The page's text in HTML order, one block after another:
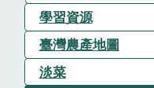
學習資源
臺灣農產地圖
淡菜